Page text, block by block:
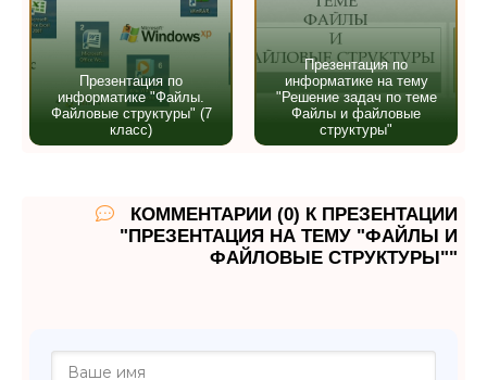
Презентация по
информатике "Файлы.
Файловые структуры" (7
класс)
Презентация по
информатике на тему
"Решение задач по теме
Файлы и файловые
структуры"
КОММЕНТАРИИ (0) К ПРЕЗЕНТАЦИИ
"ПРЕЗЕНТАЦИЯ НА ТЕМУ "ФАЙЛЫ И
ФАЙЛОВЫЕ СТРУКТУРЫ""